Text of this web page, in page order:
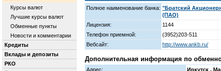
Курсы валют
Лучшие курсы валют
Обменные пункты
Новости и комментарии
Кредиты
Вклады и депозиты
РКО
Полное наименование банка: "Братский
(ПАО)
Лицензия:
1144
Телефон приемной:
(3952)203-511
Вебсайт:
http://www.ankb.ru/
Дополнительная информация по
Адрес:
Иркутск .